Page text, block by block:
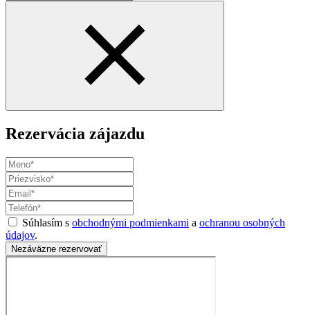
Rezervácia zájazdu
Súhlasím s obchodnými podmienkami a ochranou osobných
údajov.
Nezáväzne rezervovať